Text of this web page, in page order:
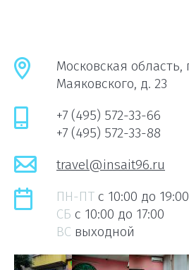
Московская область,
Маяковского, д. 23
+7 (495) 572-33-66
+7 (495) 572-33-88
travel@insait96.ru
ПН-ПТ c 10:00 до 19:00
СБ c 10:00 до 17:00
ВС выходной